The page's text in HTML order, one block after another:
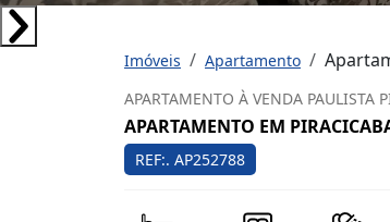
Imóveis Apartamento
APARTAMENTO À VENDA PAULISTA
APARTAMENTO EM
REF:. AP252788